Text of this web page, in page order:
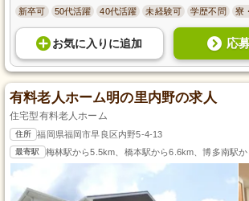
新卒可 50代活躍 40代活躍 未経験可 学歴不問 寮
お気に入り に追加 応
有料老人ホーム明の里内野の求人
住宅型有料老人ホーム
住所 福岡県福岡市早良区内野5-4-13
最寄駅 梅林駅から5.5km、橋本駅から6.6km、博多南駅